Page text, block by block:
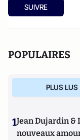
SUIVRE
POPULAIRES
PLUS LUS
1Jean Dujardin
nouveaux